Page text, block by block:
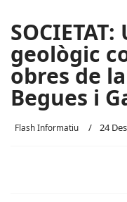
geològic
obres de
Begues i
Flash Informatiu 24